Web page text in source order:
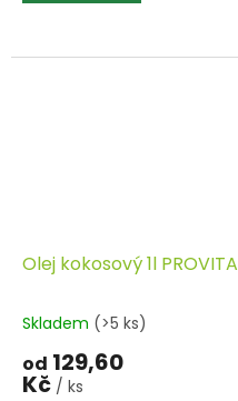
Olej kokosový 1l PROVITA
Skladem (>5 ks)
od 129,60
Kč / ks